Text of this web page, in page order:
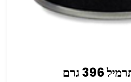
גריז ליתיום אדום תרמיל 396 גרם